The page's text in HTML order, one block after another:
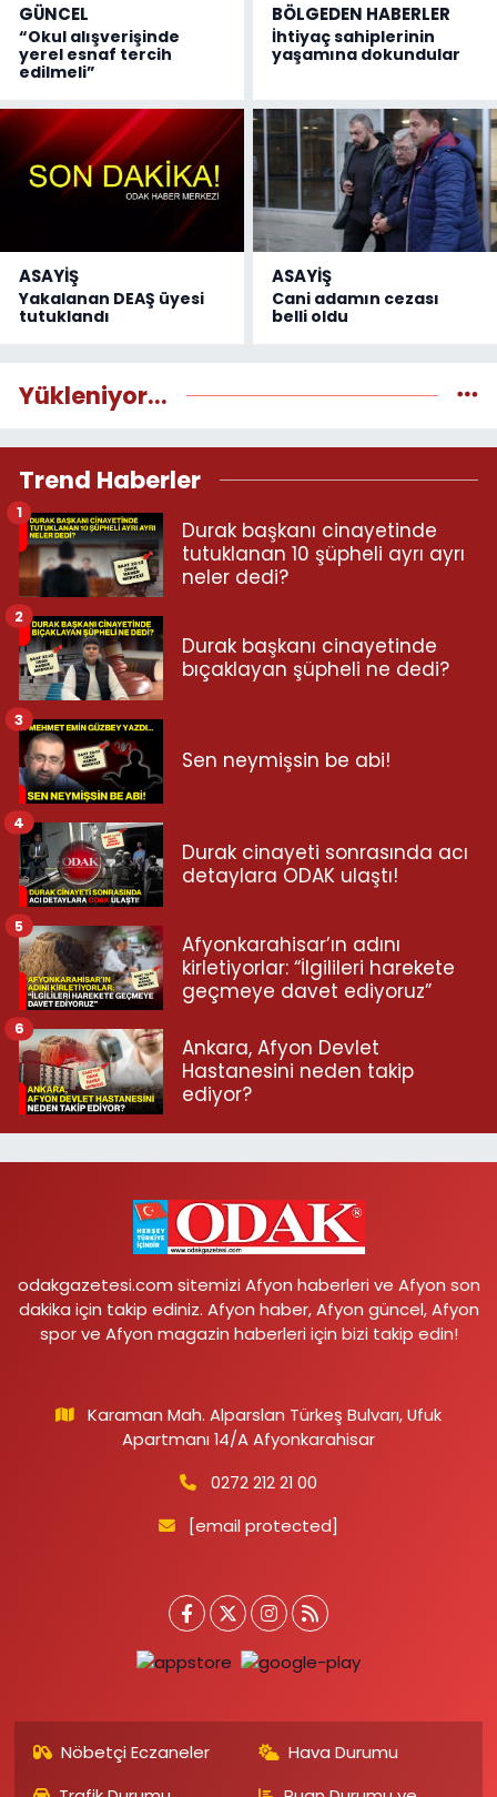
GÜNCEL
“Okul alışverişinde
yerel esnaf tercih
edilmeli”
BÖLGEDEN HABERLER
İhtiyaç sahiplerinin
yaşamına dokundular
ASAYİŞ
Yakalanan DEAŞ üyesi
tutuklandı
ASAYİŞ
Cani adamın cezası
belli oldu
Yükleniyor...
Trend Haberler
Durak başkanı cinayetinde
tutuklanan 10 şüpheli ayrı ayrı
neler dedi?
1
Durak başkanı cinayetinde
bıçaklayan şüpheli ne dedi?
2
Sen neymişsin be abi!
3
Durak cinayeti sonrasında acı
detaylara ODAK ulaştı!
4
Afyonkarahisar’ın adını
kirletiyorlar: “İlgilileri harekete
geçmeye davet ediyoruz”
5
Ankara, Afyon Devlet
Hastanesini neden takip
ediyor?
6
odakgazetesi.com sitemizi Afyon haberleri ve Afyon son
dakika için takip ediniz. Afyon haber, Afyon güncel, Afyon
spor ve Afyon magazin haberleri için bizi takip edin!
Karaman Mah. Alparslan Türkeş Bulvarı, Ufuk
Apartmanı 14/A Afyonkarahisar
0272 212 21 00
[email protected]
Nöbetçi Eczaneler
Hava Durumu